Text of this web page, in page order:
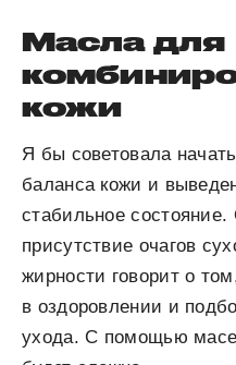
Масла для
кожи
Я бы советовала
баланса кожи и
стабильное
присутствие очагов
жирности говорит о
в оздоровлении и
ухода. С помощью